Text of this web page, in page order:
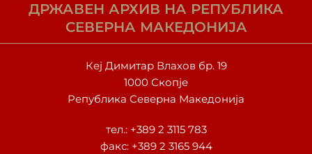
ДРЖАВЕН АРХИВ НА РЕПУБЛИКА
СЕВЕРНА МАКЕДОНИЈА
Кеј Димитар Влахов бр. 19
1000 Скопје
Република Северна Македонија
тел.: +389 2 3115 783
факс: +389 2 3165 944